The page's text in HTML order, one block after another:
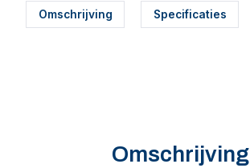
Omschrijving Specificaties
Omschrijving